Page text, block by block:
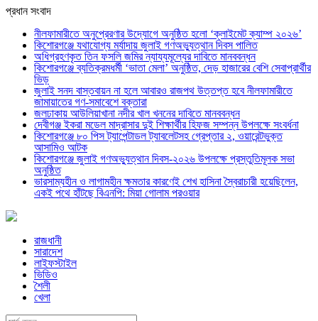
প্রধান সংবাদ
নীলফামারীতে অনুপ্রেরণার উদ্যোগে অনুষ্ঠিত হলো ‘ক্লাইমেট ক্যাম্প ২০২৬’
কিশোরগঞ্জে যথাযোগ্য মর্যাদায় জুলাই গণঅভ্যুত্থান দিবস পালিত
অধিগ্রহণকৃত তিন ফসলি জমির ন্যায্যমূল্যের দাবিতে মানববন্ধন
কিশোরগঞ্জে ব্যতিক্রমধর্মী ‘ভাতা মেলা’ অনুষ্ঠিত, দেড় হাজারের বেশি সেবাপ্রার্থীর
ভিড়
জুলাই সনদ বাস্তবায়ন না হলে আবারও রাজপথ উত্তপ্ত হবে নীলফামারীতে
জামায়াতের গণ-সমাবেশে বক্তারা
জলঢাকায় আউলিয়াখানা নদীর খাল খননের দাবিতে মানববন্ধন
দেবীগঞ্জ ইকরা মডেল মাদ্রাসার দুই শিক্ষার্থীর হিফজ সম্পন্ন উপলক্ষে সংবর্ধনা
কিশোরগঞ্জে ৮০ পিস ট্যাপেন্টাডল ট্যাবলেটসহ গ্রেপ্তার ২, ওয়ারেন্টভুক্ত
আসামিও আটক
কিশোরগঞ্জে জুলাই গণঅভ্যুত্থান দিবস-২০২৬ উপলক্ষে প্রস্তুতিমূলক সভা
অনুষ্ঠিত
ভারসাম্যহীন ও লাগামহীন ক্ষমতার কারণেই শেখ হাসিনা স্বৈরাচারী হয়েছিলেন,
একই পথে হাঁটছে বিএনপি: মিয়া গোলাম পরওয়ার
রাজধানী
সারাদেশ
লাইফস্টাইল
ভিডিও
শৈলী
খেলা